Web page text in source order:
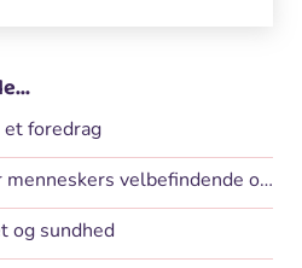
foredrag
Naturforbundethed øger menneskers velbefindende og ønske om at beskytte naturen
og sundhed